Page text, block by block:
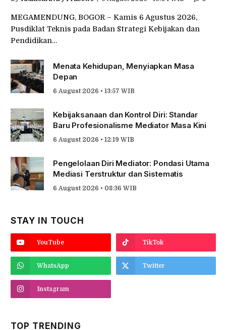
MEGAMENDUNG, BOGOR – Kamis 6 Agustus 2026,
Pusdiklat Teknis pada Badan Strategi Kebijakan dan
Pendidikan…
Menata Kehidupan, Menyiapkan Masa
Depan
6 August 2026 • 13:57 WIB
Kebijaksanaan dan Kontrol Diri: Standar
Baru Profesionalisme Mediator Masa Kini
6 August 2026 • 12:19 WIB
Pengelolaan Diri Mediator: Pondasi Utama
Mediasi Terstruktur dan Sistematis
6 August 2026 • 08:36 WIB
STAY IN TOUCH
YouTube TikTok
WhatsApp Twitter
Instagram
TOP TRENDING